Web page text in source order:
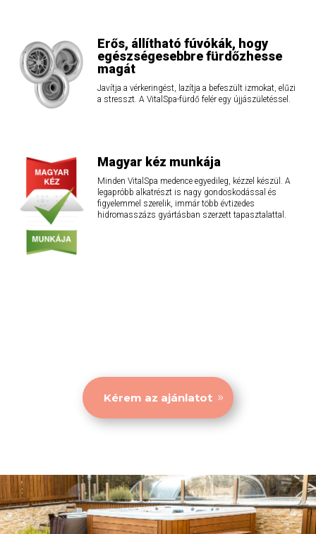
Erős, állítható fúvókák, hogy
egészségesebbre fürdőzhesse
magát
Javítja a vérkeringést, lazítja a befeszült izmokat, elűzi
a stresszt. A VitalSpa-fürdő felér egy újjászületéssel.
Magyar kéz munkája
Minden VitalSpa medence egyedileg, kézzel készül. A
legapróbb alkatrészt is nagy gondoskodással és
figyelemmel szerelik, immár több évtizedes
hidromasszázs gyártásban szerzett tapasztalattal.
Kérem az ajánlatot